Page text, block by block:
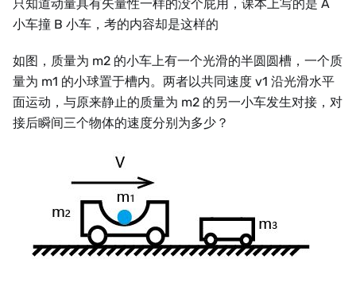
只知道动量具有矢量性一样的没个屁用，课本上写的是 A
小车撞 B 小车，考的内容却是这样的
如图，质量为 m2 的小车上有一个光滑的半圆圆槽，一个质
量为 m1 的小球置于槽内。两者以共同速度 v1 沿光滑水平
面运动，与原来静止的质量为 m2 的另一小车发生对接，对
接后瞬间三个物体的速度分别为多少？